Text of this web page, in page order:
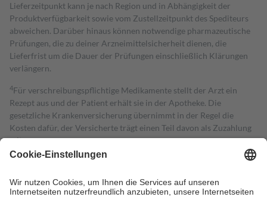
Lieferzeitpunkt kann je nach Region und in Abhängigkeit der
Produktverfügbarkeit sowie vom Zustellzeitpunkt des Spediteurs
abweichen. Darüber hinaus können notwendige pharmazeutische
Prüfungen, die zu deiner Arzneimittelsicherheit dienen, die
Lieferfrist um die Dauer der Prüfungen einschließlich Klärungen
verlängern.
4Für verschreibungspflichtige Medikamente stellt der Arzt ein
Rezept aus und der Patient erhält sie in der Apotheke. Die
gesetzliche Krankenversicherung übernimmt in der Regel die
Kosten dafür, der Versicherte trägt einen Teil davon als Zuzahlung
mit.
Grundsätzlich leisten Mitglieder Zuzahlungen in Höhe von zehn
höchstens zehn Euro.
Es sind jedoch nie mehr als die tatsächlichen
Kosten der Leistung zu entrichten.